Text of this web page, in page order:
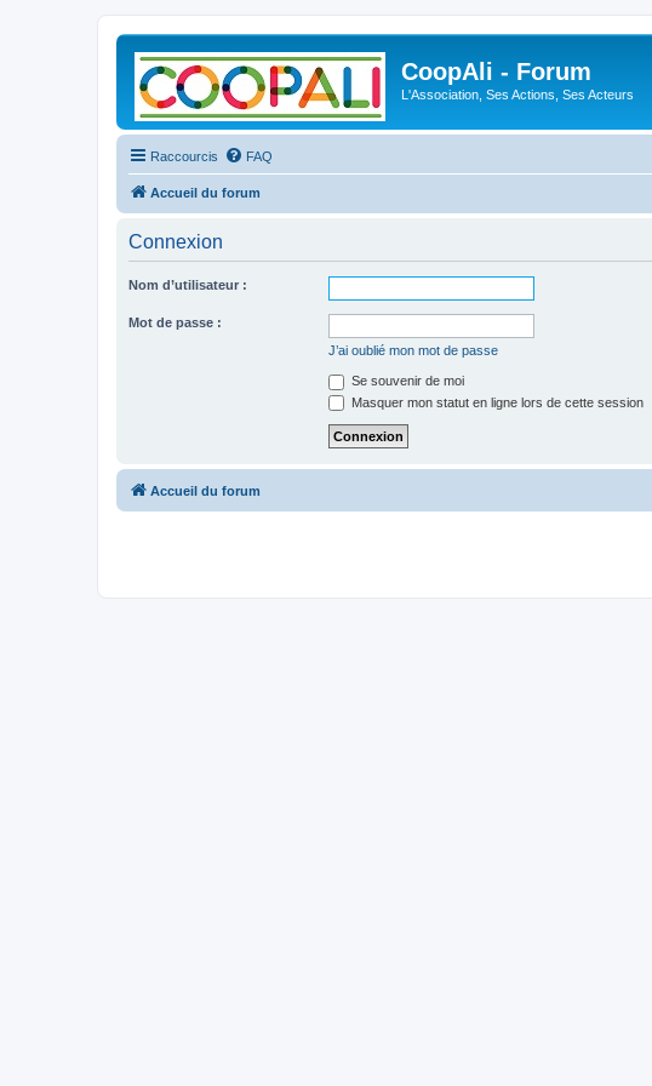
CoopAli - Forum
L'Association, Ses Actions, Ses Acteurs
Raccourcis FAQ
Accueil du forum
Connexion
Nom d’utilisateur :
Mot de passe :
J’ai oublié mon mot de passe
Se souvenir de moi
Masquer mon statut en ligne lors de cette session
Accueil du forum